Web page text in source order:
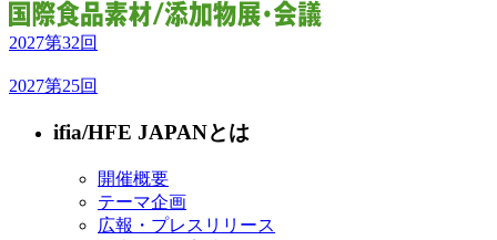
2027第32回
2027第25回
ifia/HFE JAPANとは
開催概要
テーマ企画
広報・プレスリリース